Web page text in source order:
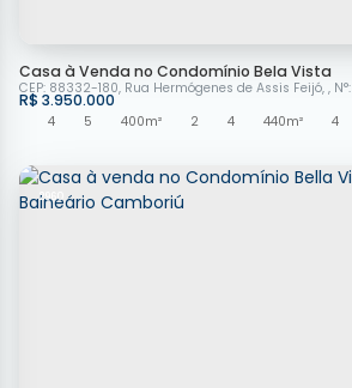
Casa à Venda no Condomínio Bela Vista
R$ 3.950.000
CEP: 88332-180, Rua Hermógenes de Assis Feijó , N°:
4
5 400m² 2 4 440m² 4
2960